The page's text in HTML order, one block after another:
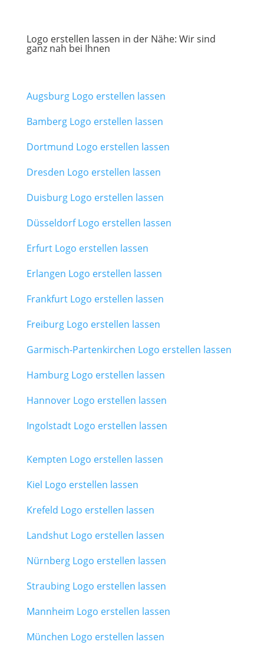
Logo erstellen lassen in der Nähe: Wir sind
ganz nah bei Ihnen
Augsburg Logo erstellen lassen
Bamberg Logo erstellen lassen
Dortmund Logo erstellen lassen
Dresden Logo erstellen lassen
Duisburg Logo erstellen lassen
Düsseldorf Logo erstellen lassen
Erfurt Logo erstellen lassen
Erlangen Logo erstellen lassen
Frankfurt Logo erstellen lassen
Freiburg Logo erstellen lassen
Garmisch-Partenkirchen Logo erstellen lassen
Hamburg Logo erstellen lassen
Hannover Logo erstellen lassen
Ingolstadt Logo erstellen lassen
Kempten Logo erstellen lassen
Kiel Logo erstellen lassen
Krefeld Logo erstellen lassen
Landshut Logo erstellen lassen
Nürnberg Logo erstellen lassen
Straubing Logo erstellen lassen
Mannheim Logo erstellen lassen
München Logo erstellen lassen